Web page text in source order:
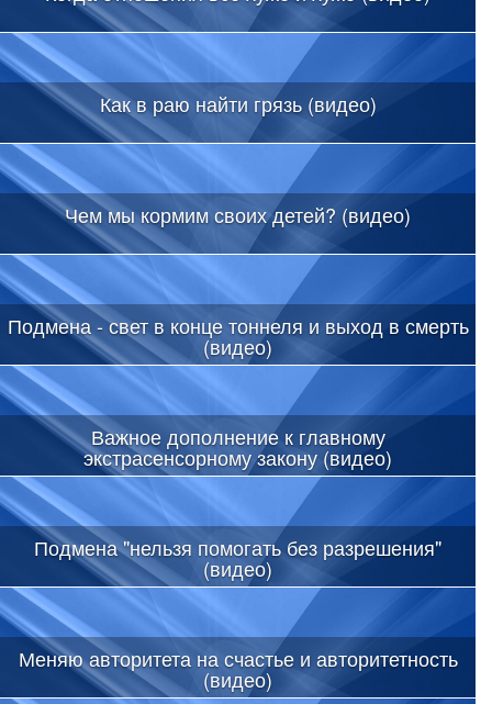
Как в раю найти грязь (видео)
Чем мы кормим своих детей? (видео)
Подмена - свет в конце тоннеля и выход в смерть
(видео)
Важное дополнение к главному
экстрасенсорному закону (видео)
Подмена "нельзя помогать без разрешения"
(видео)
Меняю авторитета на счастье и авторитетность
(видео)